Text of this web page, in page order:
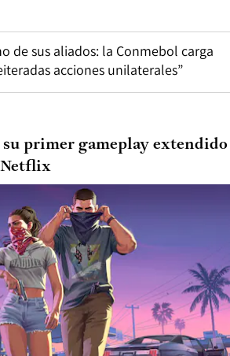
de sus aliados: la Conmebol carga
acciones unilaterales”
su primer gameplay extendido
Netflix